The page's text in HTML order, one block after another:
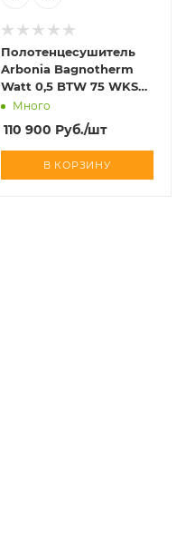
Полотенцесушитель
Arbonia Bagnotherm
Watt 0,5 BTW 75 WKS
CR (хром)
Много
110 900 Руб./шт
В КОРЗИНУ